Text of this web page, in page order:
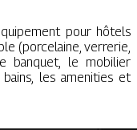
pour hôtels
(porcelaine, verrerie,
banquet, le mobilier
les amenities et